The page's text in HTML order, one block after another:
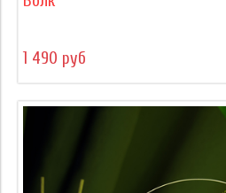
1 490 руб